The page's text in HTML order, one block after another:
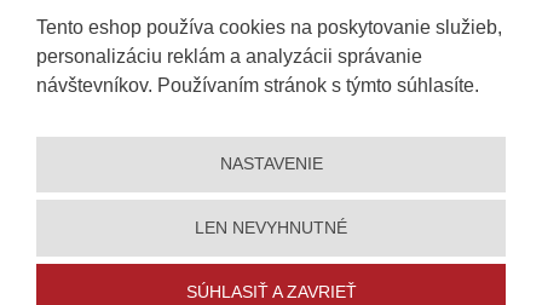
Tento eshop používa cookies na poskytovanie služieb,
personalizáciu reklám a analyzácii správanie
návštevníkov. Používaním stránok s týmto súhlasíte.
NASTAVENIE
LEN NEVYHNUTNÉ
SÚHLASIŤ A ZAVRIEŤ
Vyhlásenie o prístupnosti |Ochrana osobných údajov |Mapa stránky |